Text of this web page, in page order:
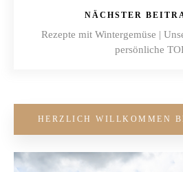
NÄCHSTER
Rezepte mit Wintergemüse |
persönliche
HERZLICH WILLKOMMEN